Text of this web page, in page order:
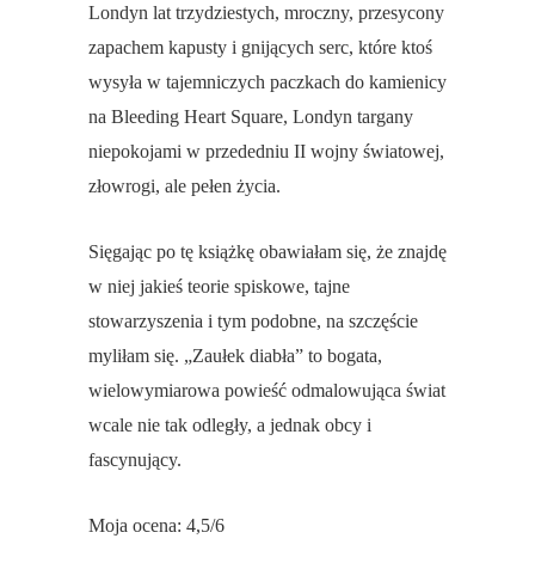
Londyn lat trzydziestych, mroczny, przesycony
zapachem kapusty i gnijących serc, które ktoś
wysyła w tajemniczych paczkach do kamienicy
na Bleeding Heart Square, Londyn targany
niepokojami w przededniu II wojny światowej,
złowrogi, ale pełen życia.
Sięgając po tę książkę obawiałam się, że znajdę
w niej jakieś teorie spiskowe, tajne
stowarzyszenia i tym podobne, na szczęście
myliłam się. „Zaułek diabła” to bogata,
wielowymiarowa powieść odmalowująca świat
wcale nie tak odległy, a jednak obcy i
fascynujący.
Moja ocena: 4,5/6